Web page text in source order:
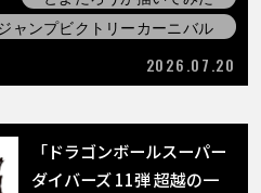
ャンプビクトリーカーニバル
2026.07.20
「ドラゴンボールスーパー
ダイバーズ 11弾 超越の一